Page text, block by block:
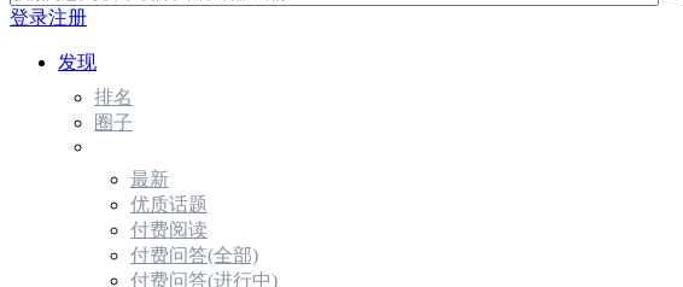
登录注册
发现
排名
圈子
最新
优质话题
付费阅读
付费问答(全部)
付费问答(进行中)